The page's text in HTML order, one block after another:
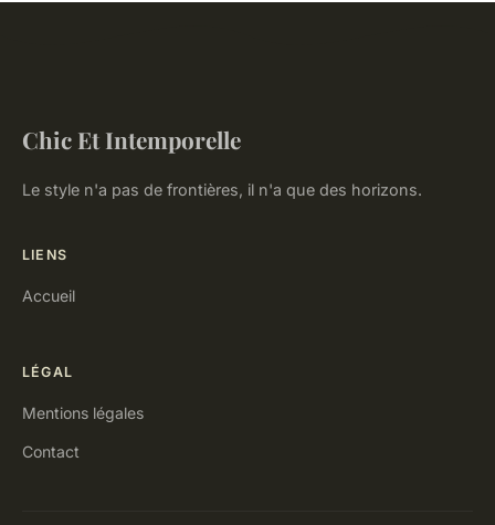
Chic Et Intemporelle
Le style n'a pas de frontières, il n'a que des horizons.
LIENS
Accueil
LÉGAL
Mentions légales
Contact